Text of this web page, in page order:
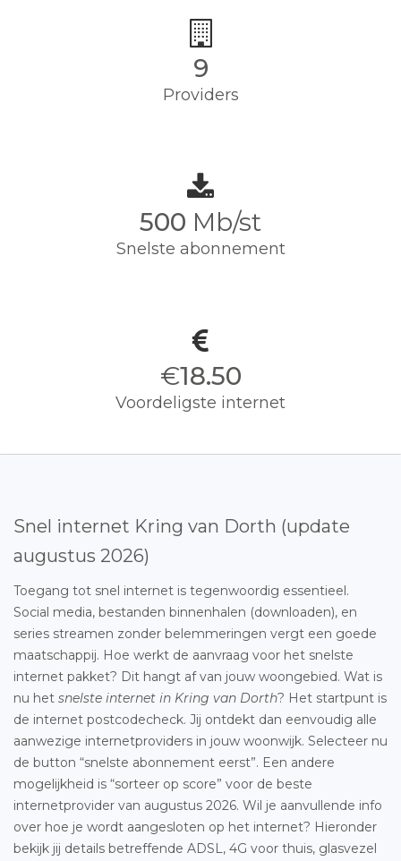
9
Providers
500 Mb/st
Snelste abonnement
€18.50
Voordeligste internet
Snel internet Kring van Dorth (update
augustus 2026)
Toegang tot snel internet is tegenwoordig essentieel.
Social media, bestanden binnenhalen (downloaden), en
series streamen zonder belemmeringen vergt een goede
maatschappij. Hoe werkt de aanvraag voor het snelste
internet pakket? Dit hangt af van jouw woongebied. Wat is
nu het snelste internet in Kring van Dorth? Het startpunt is
de internet postcodecheck. Jij ontdekt dan eenvoudig alle
aanwezige internetproviders in jouw woonwijk. Selecteer nu
de button “snelste abonnement eerst”. Een andere
mogelijkheid is “sorteer op score” voor de beste
internetprovider van augustus 2026. Wil je aanvullende info
over hoe je wordt aangesloten op het internet? Hieronder
bekijk jij details betreffende ADSL, 4G voor thuis, glasvezel